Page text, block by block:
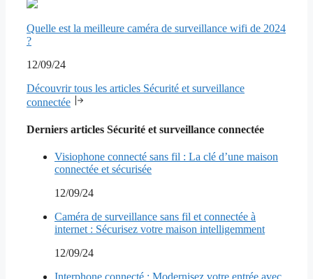
Quelle est la meilleure caméra de surveillance wifi de 2024
?
12/09/24
Découvrir tous les articles Sécurité et surveillance
connectée
Derniers articles Sécurité et surveillance connectée
Visiophone connecté sans fil : La clé d’une maison
connectée et sécurisée
12/09/24
Caméra de surveillance sans fil et connectée à
internet : Sécurisez votre maison intelligemment
12/09/24